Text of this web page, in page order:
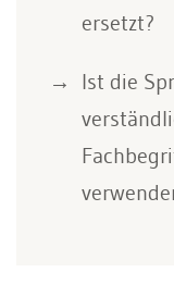
ersetzt?
Ist die